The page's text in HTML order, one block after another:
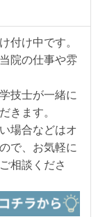
付け中です。
院の仕事や雰
技士が一緒に
きます。
場合などはオ
で、お気軽に
相談くださ